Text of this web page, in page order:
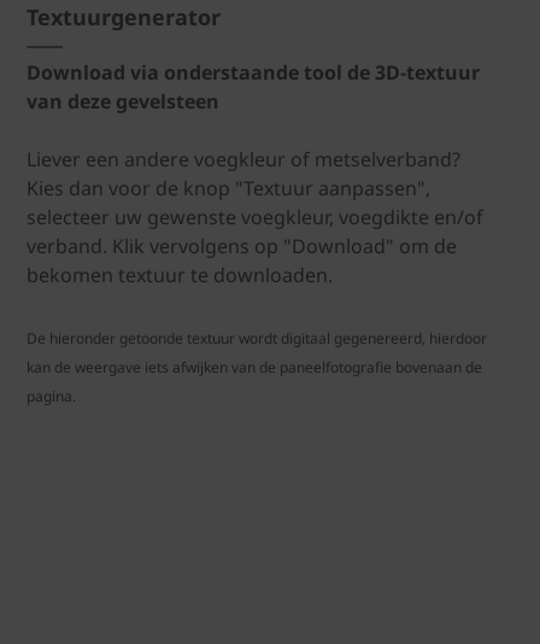
Textuurgenerator
Download via onderstaande tool de 3D-textuur
van deze gevelsteen
Liever een andere voegkleur of metselverband?
Kies dan voor de knop "Textuur aanpassen",
selecteer uw gewenste voegkleur, voegdikte en/of
verband. Klik vervolgens op "Download" om de
bekomen textuur te downloaden.
De hieronder getoonde textuur wordt digitaal gegenereerd, hierdoor
kan de weergave iets afwijken van de paneelfotografie bovenaan de
pagina.